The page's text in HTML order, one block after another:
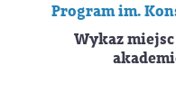
Program im.
Wykaz